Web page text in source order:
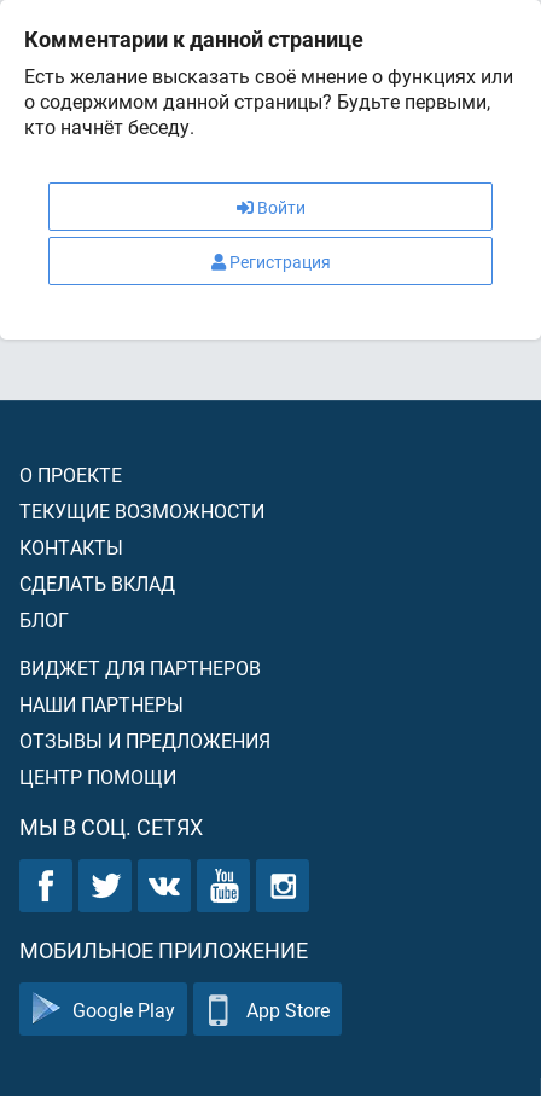
Комментарии к данной странице
Есть желание высказать своё мнение о функциях или
о содержимом данной страницы? Будьте первыми,
кто начнёт беседу.
Войти
Регистрация
О ПРОЕКТЕ
ТЕКУЩИЕ ВОЗМОЖНОСТИ
КОНТАКТЫ
СДЕЛАТЬ ВКЛАД
БЛОГ
ВИДЖЕТ ДЛЯ ПАРТНЕРОВ
НАШИ ПАРТНЕРЫ
ОТЗЫВЫ И ПРЕДЛОЖЕНИЯ
ЦЕНТР ПОМОЩИ
МЫ В СОЦ. СЕТЯХ
МОБИЛЬНОЕ ПРИЛОЖЕНИЕ
Google Play App Store